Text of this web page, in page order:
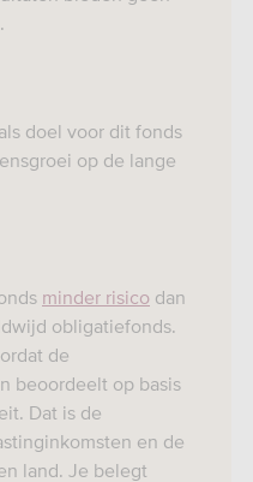
doel voor dit fonds
op de lange
minder risico dan
obligatiefonds.
de
beoordeelt op basis
Dat is de
en de
land. Je belegt